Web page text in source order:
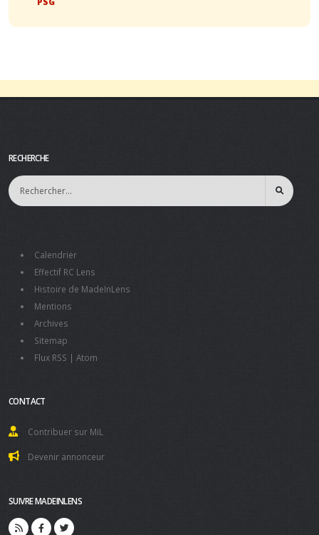
RECHERCHE
Calendrier
Effectif RC Lens
Histoire de MadeInLens
Mentions
Archives
Sitemap
Flux RSS | Atom
CONTACT
Contribuer sur MiL
Devenir annonceur
SUIVRE MADEINLENS